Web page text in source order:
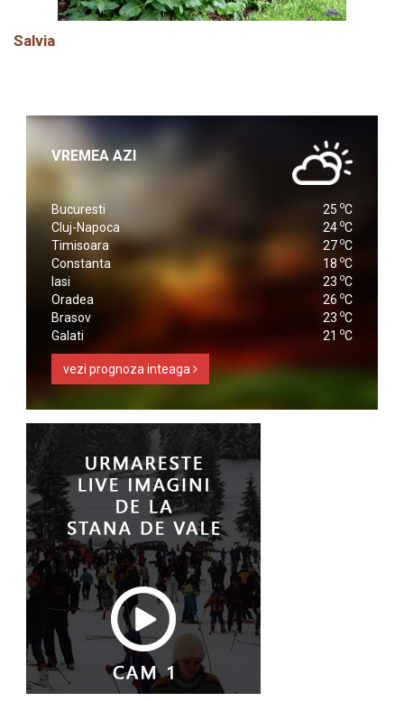
Salvia
VREMEA AZI
Bucuresti 25 oC
Cluj-Napoca
24 oC
Timisoara
27 oC
Constanta
18 oC
Iasi
23 oC
Oradea
26 oC
Brasov
23 oC
Galati
21 oC
vezi prognoza inteaga